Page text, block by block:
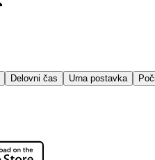
Delovni čas Urna postavka